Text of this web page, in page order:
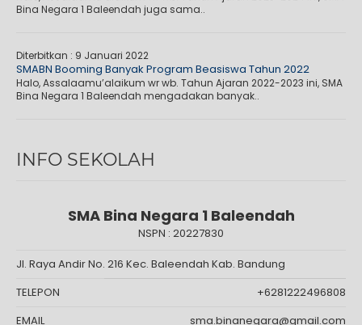
Bina Negara 1 Baleendah juga sama..
Diterbitkan : 9 Januari 2022
SMABN Booming Banyak Program Beasiswa Tahun 2022
Halo, Assalaamu’alaikum wr wb. Tahun Ajaran 2022-2023 ini, SMA
Bina Negara 1 Baleendah mengadakan banyak..
INFO SEKOLAH
SMA Bina Negara 1 Baleendah
NSPN : 20227830
Jl. Raya Andir No. 216 Kec. Baleendah Kab. Bandung
TELEPON
+6281222496808
EMAIL
sma.binanegara@gmail.com